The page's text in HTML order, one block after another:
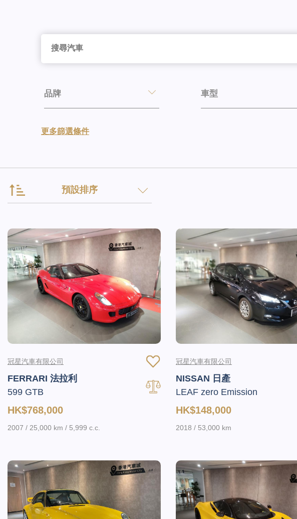
品牌 車型
更多篩選條件
預設排序
冠星汽車有限公司
FERRARI 法拉利
599 GTB
HK$768,000
2007 / 25,000 km / 5,999 c.c.
冠星汽車有限公司
NISSAN 日產
LEAF zero Emission
HK$148,000
2018 / 53,000 km